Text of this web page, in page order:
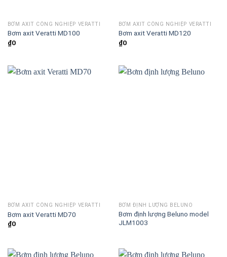
BƠM AXIT CÔNG NGHIỆP VERATTI
Bơm axit Veratti MD100
₫0
BƠM AXIT CÔNG NGHIỆP VERATTI
Bơm axit Veratti MD120
₫0
BƠM AXIT CÔNG NGHIỆP VERATTI
Bơm axit Veratti MD70
₫0
BƠM ĐỊNH LƯỢNG BELUNO
Bơm định lượng Beluno model
JLM1003